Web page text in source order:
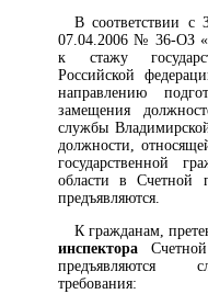
В соответствии с
07.04.2006 № 36-ОЗ
к стажу
Российской
направлению
замещения
службы
должности,
государственной
области в Счетной
предъявляются.
К гражданам,
инспектора
предъявляются
требования: